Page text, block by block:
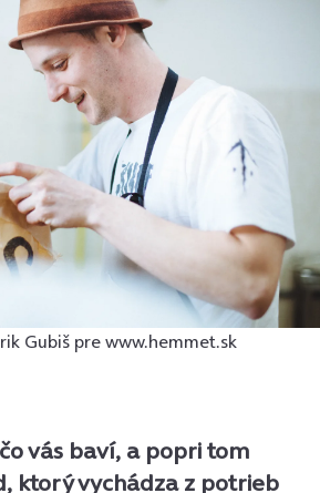
Gubiš pre www.hemmet.sk
vás baví, a popri tom
ktorý vychádza z potrieb